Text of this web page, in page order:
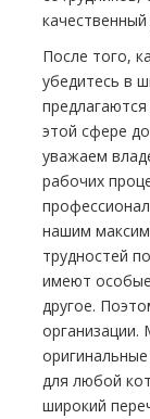
качественный
После того,
убедитесь в
этой сфере
уважаем
рабочих
нашим
трудностей
имеют
другое.
для любой
широкий